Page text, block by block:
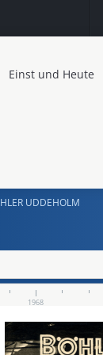
Einst und Heute
UDDEHOLM
1968